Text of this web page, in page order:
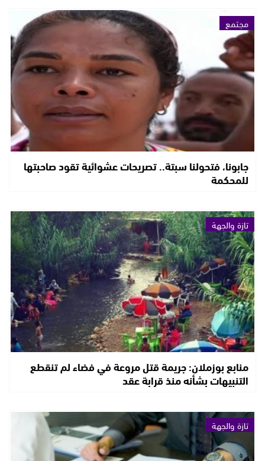
مجتمع
جابونا، فتحولنا سبتة.. تصريحات عشوائية تقود صاحبتها
للمحكمة
تازة والجهة
منابع بوزملان: جريمة قتل مروعة في فضاء لم تنقطع
التنبيهات بشأنه منذ قرابة عقد
تازة والجهة